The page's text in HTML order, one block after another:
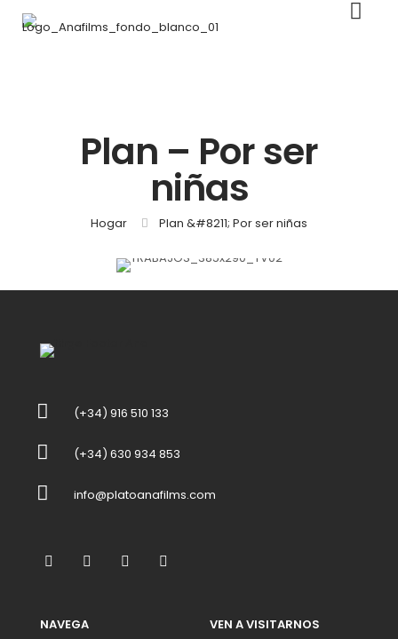
Plan – Por ser
niñas
Hogar Plan &#8211; Por ser niñas
(+34) 916 510 133
(+34) 630 934 853
info@platoanafilms.com
NAVEGA VEN A VISITARNOS